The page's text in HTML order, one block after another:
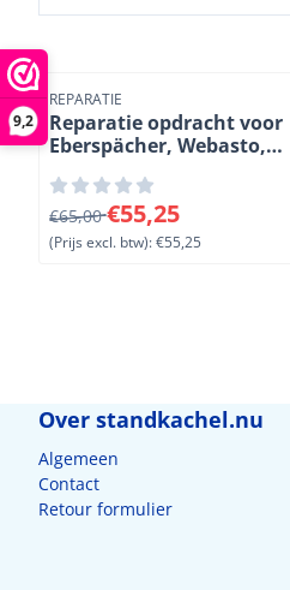
9,2
Artikelnummer
REPARATIE
Reparatie opdracht voor
Eberspächer, Webasto,
Van 65,00 voor 55,25,
€65,00€55,25
(Prijs excl. btw):€55,25
Over standkachel.nu
Algemeen
Contact
Retour formulier